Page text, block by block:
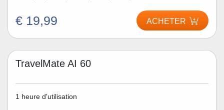
€ 19,99 ACHETER
TravelMate AI 60
1 heure d'utilisation